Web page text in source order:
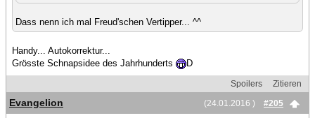
Dass nenn ich mal Freud'schen Vertipper... ^^
Handy... Autokorrektur...
Grösste Schnapsidee des Jahrhunderts
D
Spoilers
Zitieren
(24.01.2016 )
#205
Evangelion